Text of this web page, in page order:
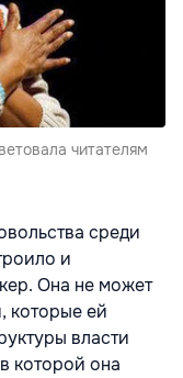
читателям
среди
и
Она не может
которые ей
власти
которой она